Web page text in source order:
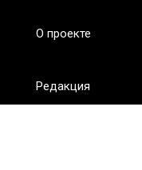
О проекте
Редакция